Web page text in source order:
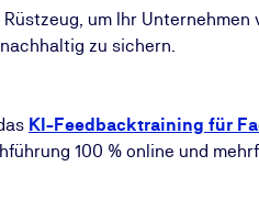
um Ihr Unternehmen
zu sichern.
KI-Feedbacktraining für
100 % online und